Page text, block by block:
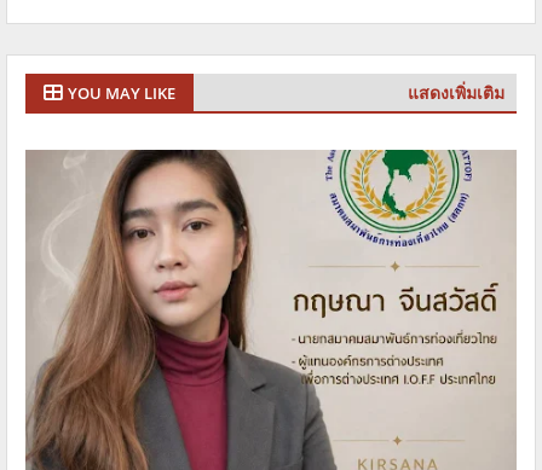
YOU MAY LIKE แสดงเพิ่มเติม